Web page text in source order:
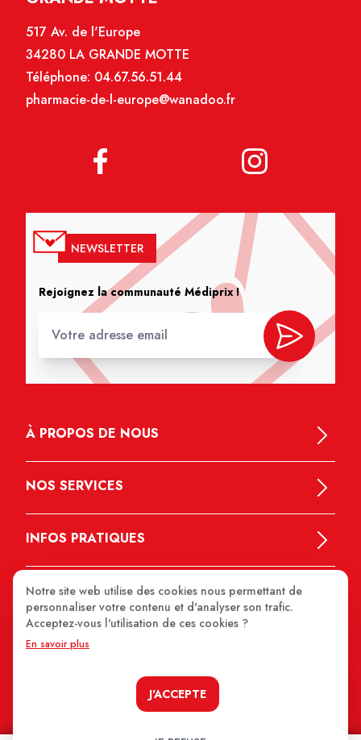
517 Av. de l'Europe
34280 LA GRANDE MOTTE
Téléphone: 04.67.56.51.44
pharmacie-de-l-europe@wanadoo.fr
NEWSLETTER
Rejoignez la communauté Médiprix !
À PROPOS DE NOUS
NOS SERVICES
INFOS PRATIQUES
Notre site web utilise des cookies nous permettant de
personnaliser votre contenu et d'analyser son trafic.
Acceptez-vous l'utilisation de ces cookies ?
En savoir plus
J'ACCEPTE